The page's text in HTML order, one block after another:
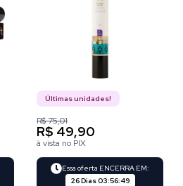
Últimas unidades!
R$ 75,01
R$ 49,90
à vista no PIX
Essa oferta ENCERRA EM:
26 Dias03:56:48